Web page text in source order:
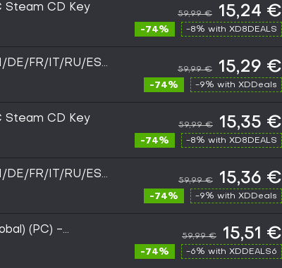
Steam CD Key
59,99 € 15,24 €
-74% -8% with XD8DEALS
DE/FR/IT/RU/ES
59,99 € 15,29 €
-74% -9% with XDDeals
Steam CD Key
59,99 € 15,35 €
-74% -8% with XD8DEALS
DE/FR/IT/RU/ES
59,99 € 15,36 €
-74% -9% with XDDeals
(PC) -
59,99 € 15,51 €
-74% -6% with XDDEALS6